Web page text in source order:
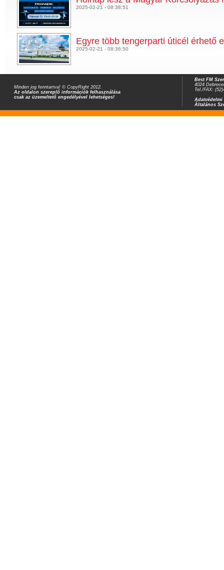
2025-02-21 - 08:38:51
Egyre több tengerparti úticél érhető
2025-02-21 - 08:36:50
Minden jog fenntartva! © CopyRight 2012.
Az oldalon szereplő információk felhasználása
csak az üzemeltető engedélyével lehetséges!
Best FM
4024
Tel./FAX:
Adatvédelmi
Általános